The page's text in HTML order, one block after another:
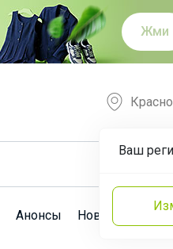
Жми
Ваш
Анонсы Новости